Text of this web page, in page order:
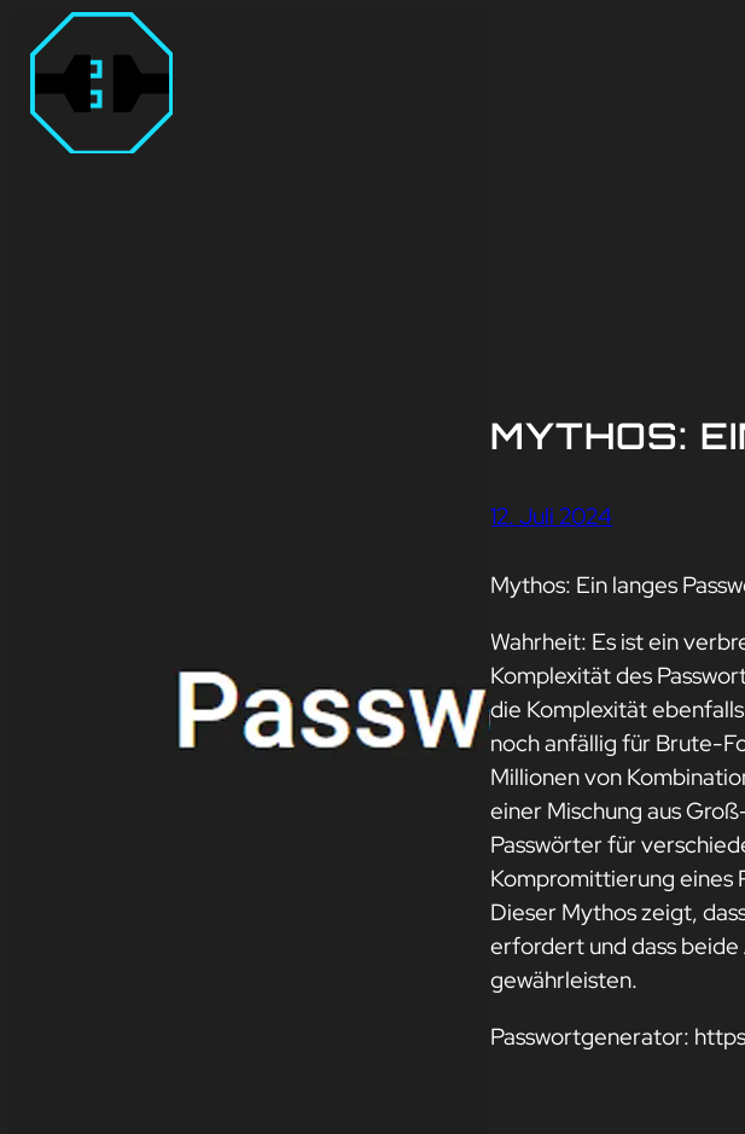
MYTHOS:
12. Juli 2024
Mythos: Ein langes
Wahrheit: Es ist ein
Komplexität des
die Komplexität
noch anfällig für Brute-
Millionen von
einer Mischung aus
Passwörter für
Kompromittierung eines
Dieser Mythos zeigt,
erfordert und dass
gewährleisten.
Passwortgenerator: